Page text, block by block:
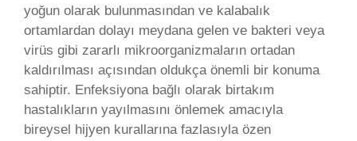
yoğun olarak bulunmasından ve kalabalık
ortamlardan dolayı meydana gelen ve bakteri veya
virüs gibi zararlı mikroorganizmaların ortadan
kaldırılması açısından oldukça önemli bir konuma
sahiptir. Enfeksiyona bağlı olarak birtakım
hastalıkların yayılmasını önlemek amacıyla
bireysel hijyen kurallarına fazlasıyla özen